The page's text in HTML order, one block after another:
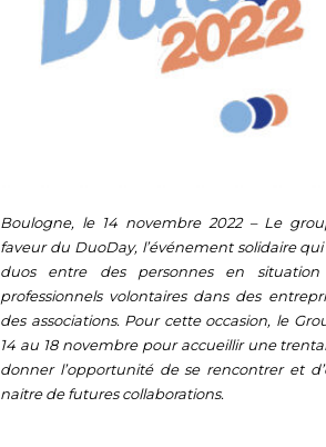
Boulogne, le 14 novembre 2022 – Le
faveur du DuoDay, l’événement solidaire
duos entre des personnes en
professionnels volontaires dans des
des associations. Pour cette occasion, le
14 au 18 novembre pour accueillir une
donner l’opportunité de se rencontrer et
naitre de futures collaborations.